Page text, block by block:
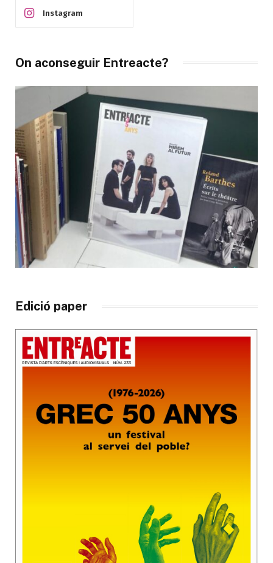
Instagram
On aconseguir Entreacte?
Edició paper